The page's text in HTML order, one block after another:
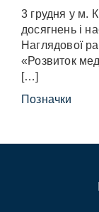
3 грудня у м.
досягнень і
Наглядової
«Розвиток
[…]
Позначки